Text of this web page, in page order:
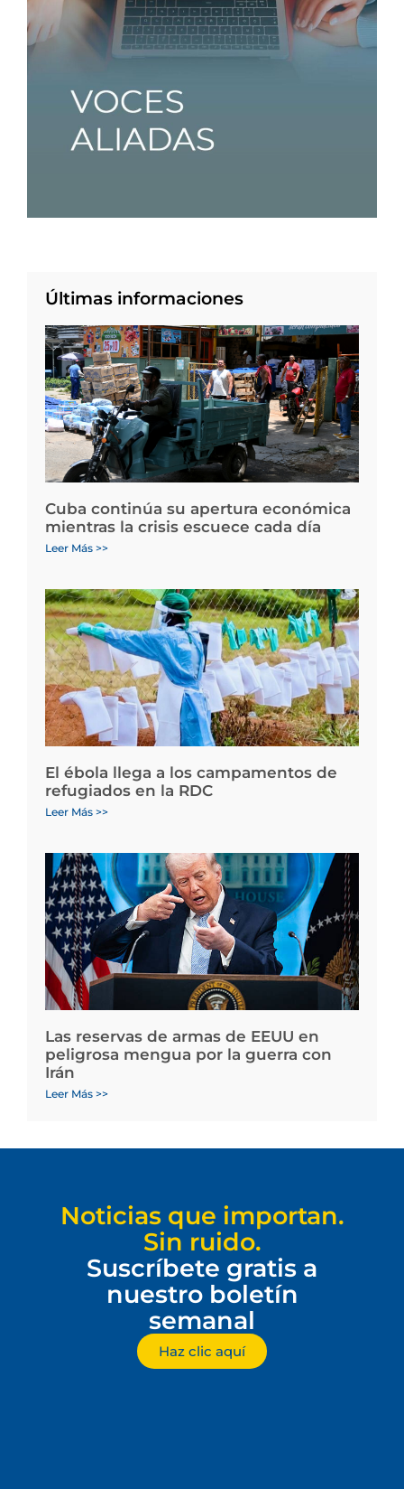
Últimas informaciones
Cuba continúa su apertura económica
mientras la crisis escuece cada día
Leer Más >>
El ébola llega a los campamentos de
refugiados en la RDC
Leer Más >>
Las reservas de armas de EEUU en
peligrosa mengua por la guerra con
Irán
Leer Más >>
Noticias que importan.
Sin ruido.
Suscríbete gratis a
nuestro boletín
semanal
Haz clic aquí